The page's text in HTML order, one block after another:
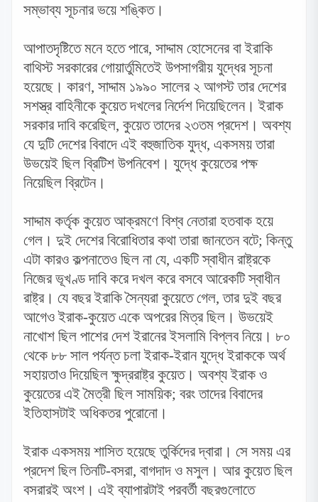
সম্ভাব্য সূচনার ভয়ে শঙ্কিত।
আপাতদৃষ্টিতে মনে হতে পারে, সাদ্দাম হোসেনের বা ইরাকি
বাথিস্ট সরকারের গোয়ার্তুমিতেই উপসাগরীয় যুদ্ধের সূচনা
হয়েছে। কারণ, সাদ্দাম ১৯৯০ সালের ২ আগস্ট তার দেশের
সশস্ত্র বাহিনীকে কুয়েত দখলের নির্দেশ দিয়েছিলেন। ইরাক
সরকার দাবি করেছিল, কুয়েত তাদের ২৩তম প্রদেশ। অবশ্য
যে দুটি দেশের বিবাদে এই বহুজাতিক যুদ্ধ, একসময় তারা
উভয়েই ছিল ব্রিটিশ উপনিবেশ। যুদ্ধে কুয়েতের পক্ষ
নিয়েছিল ব্রিটেন।
সাদ্দাম কর্তৃক কুয়েত আক্রমণে বিশ্ব নেতারা হতবাক হয়ে
গেল। দুই দেশের বিরোধিতার কথা তারা জানতেন বটে; কিন্তু
এটা কারও কল্পনাতেও ছিল না যে, একটি স্বাধীন রাষ্ট্রকে
নিজের ভূখণ্ড দাবি করে দখল করে বসবে আরেকটি স্বাধীন
রাষ্ট্র। যে বছর ইরাকি সৈন্যরা কুয়েতে গেল,তার দুই বছর
আগেও ইরাক-কুয়েত একে অপরের মিত্র ছিল। উভয়েই
নাখোশ ছিল পাশের দেশ ইরানের ইসলামি বিপ্লব নিয়ে। ৮০
থেকে ৮৮ সাল পর্যন্ত চলা ইরাক-ইরান যুদ্ধে ইরাককে অর্থ
সহায়তাও দিয়েছিল ক্ষুদ্ররাষ্ট্র কুয়েত। অবশ্য ইরাক ও
কুয়েতের এই মৈত্রী ছিল সাময়িক; বরং তাদের বিবাদের
ইতিহাসটাই অধিকতর পুরোনো।
ইরাক একসময় শাসিত হয়েছে তুর্কিদের দ্বারা। সে সময় এর
প্রদেশ ছিল তিনটি-বসরা, বাগদাদ ও মসুল। আর কুয়েত ছিল
বসরারই অংশ। এই ব্যাপারটাই পরবর্তী বছরগুলোতে